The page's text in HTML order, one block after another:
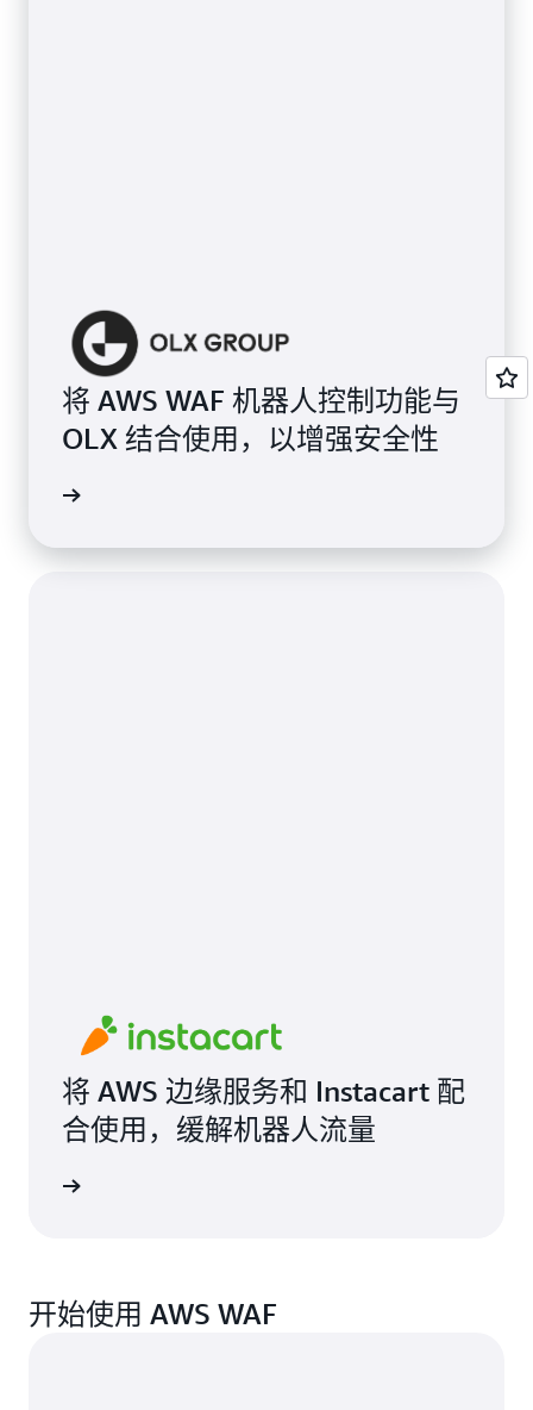
将 AWS WAF 机器人控制功能与
OLX 结合使用，以增强安全性
将 AWS 边缘服务和 Instacart 配
合使用，缓解机器人流量
开始使用 AWS WAF